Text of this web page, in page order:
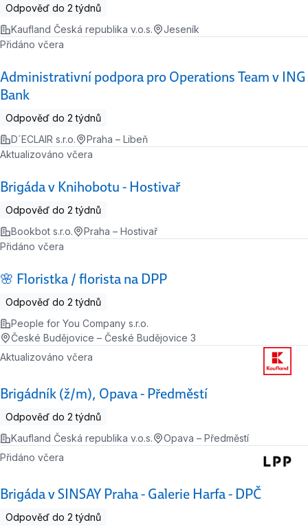
Odpověď do 2 týdnů
Kaufland Česká republika v.o.s.
Jeseník
Administrativní podpora pro Operations Team v ING
Bank
Přidáno včera
Odpověď do 2 týdnů
D´ECLAIR s.r.o.
Praha – Libeň
Brigáda v Knihobotu - Hostivař
Aktualizováno včera
Odpověď do 2 týdnů
Bookbot s.r.o.
Praha – Hostivař
🌸 Floristka / florista na DPP
Přidáno včera
Odpověď do 2 týdnů
People for You Company s.r.o.
České Budějovice – České Budějovice 3
Brigádník (ž/m), Opava - Předměstí
Aktualizováno včera
Odpověď do 2 týdnů
Kaufland Česká republika v.o.s.
Opava – Předměstí
Brigáda v SINSAY Praha - Galerie Harfa - DPČ
Přidáno včera
Odpověď do 2 týdnů